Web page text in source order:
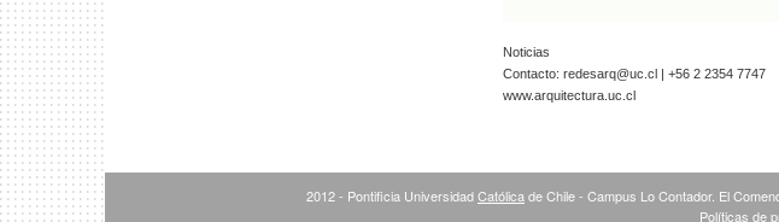
Noticias
Contacto: redesarq@uc.cl | +56 2 2354 7747
www.arquitectura.uc.cl
2012 - Pontificia UniversidadCatólica de Chile - Campus Lo Contador. El
Políticas de